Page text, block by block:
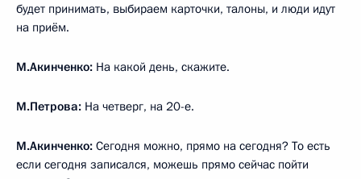
будет принимать, выбираем карточки, талоны, и люди идут
на приём.
М.Акинченко: На какой день, скажите.
М.Петрова: На четверг, на 20-е.
М.Акинченко: Сегодня можно, прямо на сегодня? То есть
если сегодня записался, можешь прямо сейчас пойти